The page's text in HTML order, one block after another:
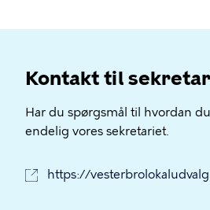
Kontakt til
Har du spørgsmål til hvordan
endelig vores sekretariet.
https://